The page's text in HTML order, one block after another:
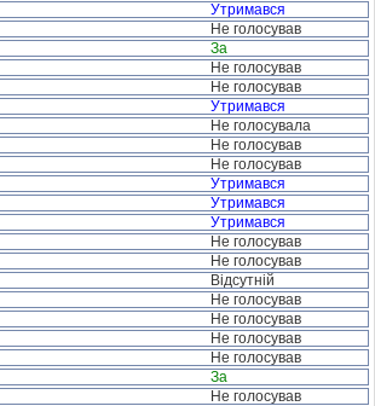
Утримався
Не голосував
За
Не голосував
Не голосував
Утримався
Не голосувала
Не голосував
Не голосував
Утримався
Утримався
Утримався
Не голосував
Не голосував
Відсутній
Не голосував
Не голосував
Не голосував
Не голосував
За
Не голосував